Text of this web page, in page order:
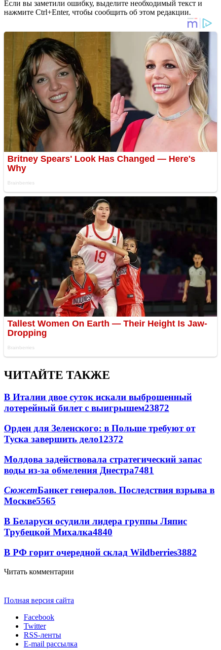
Если вы заметили ошибку, выделите необходимый текст и
нажмите Ctrl+Enter, чтобы сообщить об этом редакции.
ЧИТАЙТЕ ТАКЖЕ
В Италии двое суток искали выброшенный
лотерейный билет с выигрышем23872
Орден для Зеленского: в Польше требуют от
Туска завершить дело12372
Молдова задействовала стратегический запас
воды из-за обмеления Днестра7481
СюжетБанкет генералов. Последствия взрыва в
Москве5565
В Беларуси осудили лидера группы Ляпис
Трубецкой Михалка4840
В РФ горит очередной склад Wildberries3882
Читать комментарии
Полная версия сайта
Facebook
Twitter
RSS-ленты
E-mail рассылка